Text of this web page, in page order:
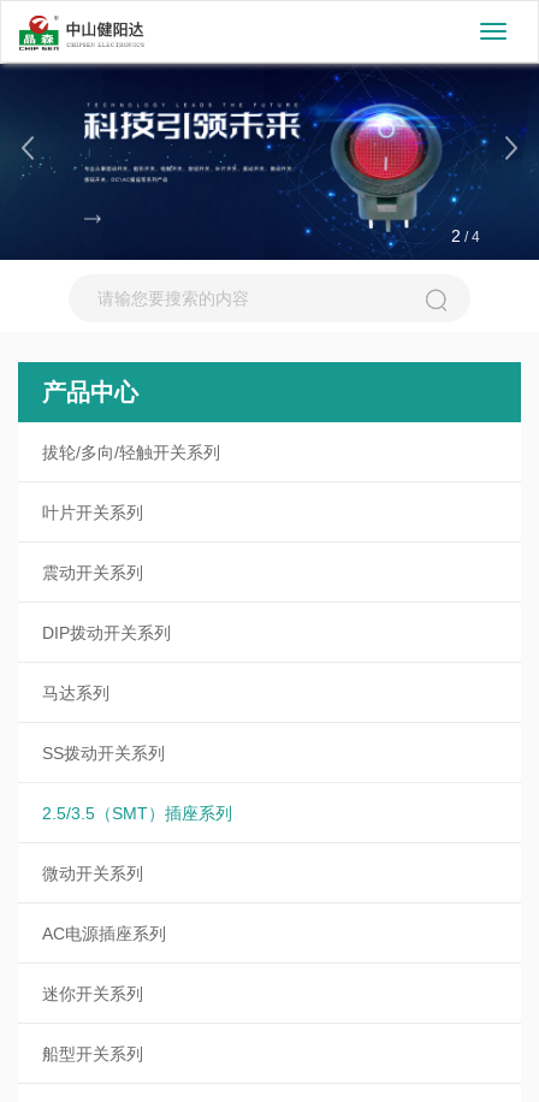
切
换
2 /4
产品中心
拔轮/多向/轻触开关系列
叶片开关系列
震动开关系列
DIP拨动开关系列
马达系列
SS拨动开关系列
2.5/3.5（SMT）插座系列
微动开关系列
AC电源插座系列
迷你开关系列
船型开关系列